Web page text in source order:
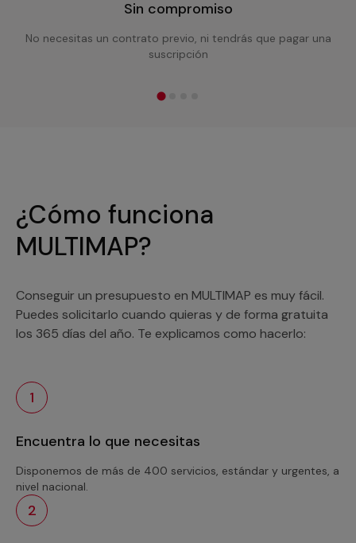
Sin compromiso
No necesitas un contrato previo, ni tendrás que pagar una
suscripción
¿Cómo funciona
MULTIMAP?
Conseguir un presupuesto en MULTIMAP es muy fácil.
Puedes solicitarlo cuando quieras y de forma gratuita
los 365 días del año. Te explicamos como hacerlo:
1
Encuentra lo que necesitas
Disponemos de más de 400 servicios, estándar y urgentes, a
nivel nacional.
2